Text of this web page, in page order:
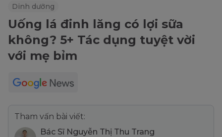
Dinh dưỡng
Uống lá đinh lăng có lợi sữa
không? 5+ Tác dụng tuyệt vời
với mẹ bỉm
Tham vấn bài viết:
Bác Sĩ Nguyễn Thị Thu Trang